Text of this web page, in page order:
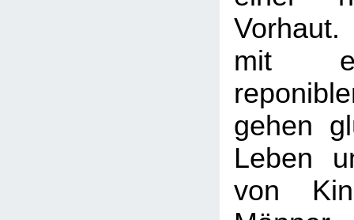
Vorhaut.
mit
gehen
Leben
von